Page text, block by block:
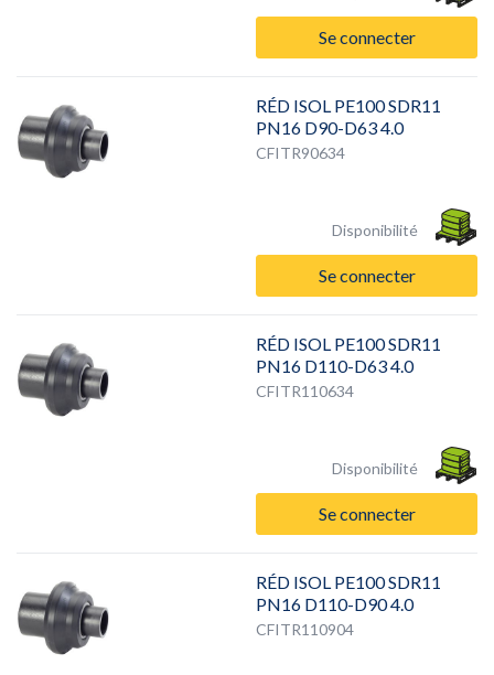
Se connecter
RÉD ISOL PE100 SDR11
PN16 D90-D63 4.0
CFITR90634
Disponibilité
Se connecter
RÉD ISOL PE100 SDR11
PN16 D110-D63 4.0
CFITR110634
Disponibilité
Se connecter
RÉD ISOL PE100 SDR11
PN16 D110-D90 4.0
CFITR110904